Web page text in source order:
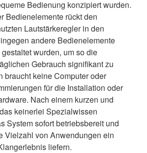
Bedienung konzipiert wurden.
Bedienelemente rückt den
Lautstärkeregler in den
andere Bedienelemente
wurden, um so die
Gebrauch signifikant zu
braucht keine Computer oder
für die Installation oder
Nach einem kurzen und
keinerlei Spezialwissen
System sofort betriebsbereit und
Vielzahl von Anwendungen ein
liefern.